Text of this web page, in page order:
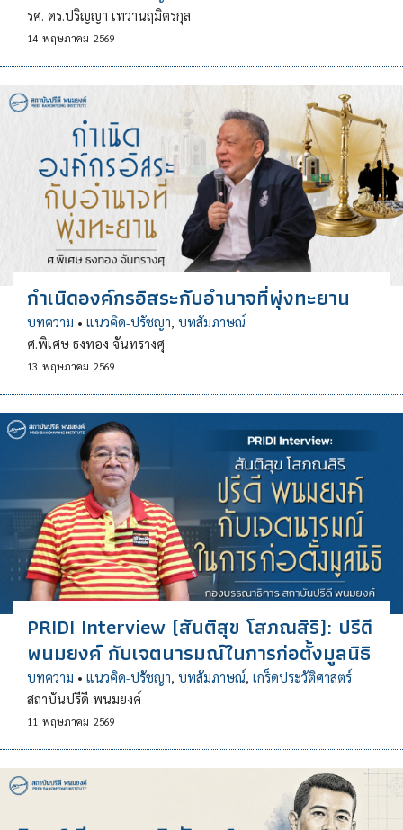
รศ. ดร.ปริญญา เทวานฤมิตรกุล
14 พฤษภาคม 2569
กำเนิดองค์กรอิสระกับอำนาจที่พุ่งทะยาน
บทความ • แนวคิด-ปรัชญา, บทสัมภาษณ์
ศ.พิเศษ ธงทอง จันทรางศุ
13 พฤษภาคม 2569
PRIDI Interview (สันติสุข โสภณสิริ): ปรีดี
พนมยงค์ กับเจตนารมณ์ในการก่อตั้งมูลนิธิ
บทความ • แนวคิด-ปรัชญา, บทสัมภาษณ์, เกร็ดประวัติศาสตร์
สถาบันปรีดี พนมยงค์
11 พฤษภาคม 2569